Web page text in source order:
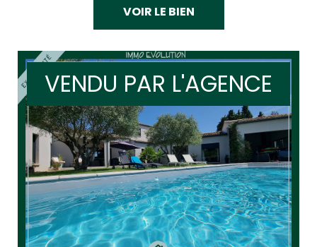
VOIR LE BIEN
VENDU PAR L'AGENCE